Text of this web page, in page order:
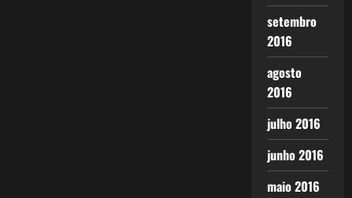
setembro
2016
agosto
2016
julho 2016
junho 2016
maio 2016